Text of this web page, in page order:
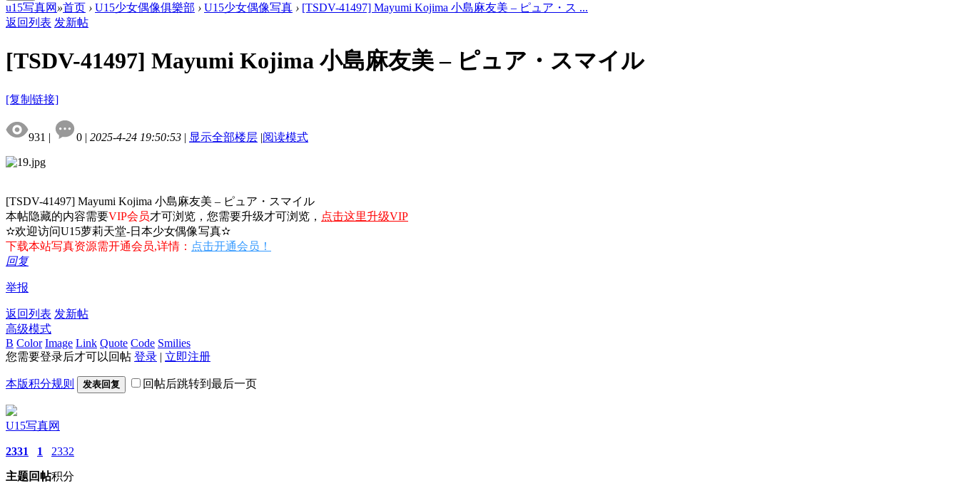
u15写真网 »首页 › U15少女偶像俱樂部 › U15少女偶像写真 › [TSDV-41497] Mayumi Kojima 小島麻友美 – ピュア・ス ...
返回列表 发新帖
[TSDV-41497] Mayumi Kojima 小島麻友美 – ピュア・スマイル
[复制链接]
931 | 0 | 2025-4-24 19:50:53 | 显示全部楼层 |阅读模式
[TSDV-41497] Mayumi Kojima 小島麻友美 – ピュア・スマイル
本帖隐藏的内容需要VIP会员才可浏览，您需要升级才可浏览， 点击这里升级VIP
✫欢迎访问U15萝莉天堂-日本少女偶像写真✫
下载本站写真资源需开通会员,详情： 点击开通会员！
回复
举报
返回列表 发新帖
高级模式
B Color Image Link Quote Code Smilies
您需要登录后才可以回帖 登录 | 立即注册
本版积分规则 发表回复 回帖后跳转到最后一页
U15写真网
2331
主题
1
回帖
2332
积分